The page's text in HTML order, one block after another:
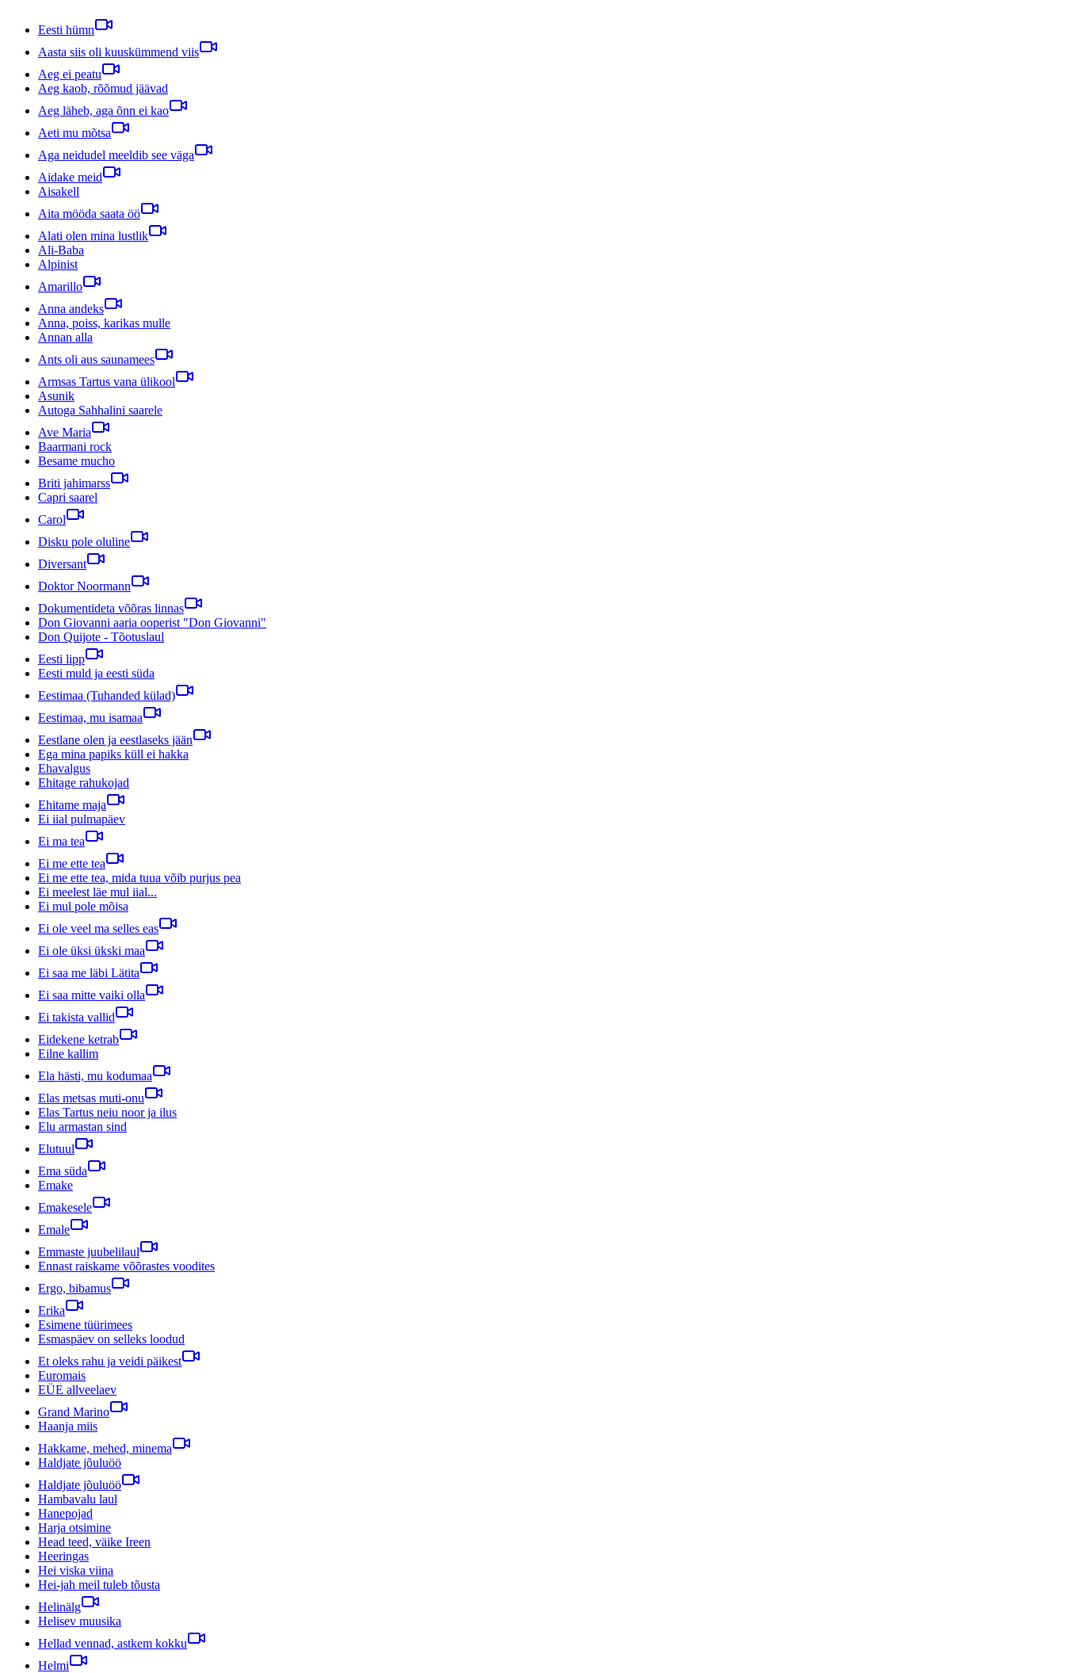
Eesti hümn
Aasta siis oli kuuskümmend viis
Aeg ei peatu
Aeg kaob, rõõmud jäävad
Aeg läheb, aga õnn ei kao
Aeti mu mõtsa
Aga neidudel meeldib see väga
Aidake meid
Aisakell
Aita mööda saata öö
Alati olen mina lustlik
Ali-Baba
Alpinist
Amarillo
Anna andeks
Anna, poiss, karikas mulle
Annan alla
Ants oli aus saunamees
Armsas Tartus vana ülikool
Asunik
Autoga Sahhalini saarele
Ave Maria
Baarmani rock
Besame mucho
Briti jahimarss
Capri saarel
Carol
Disku pole oluline
Diversant
Doktor Noormann
Dokumentideta võõras linnas
Don Giovanni aaria ooperist "Don Giovanni"
Don Quijote - Tõotuslaul
Eesti lipp
Eesti muld ja eesti süda
Eestimaa (Tuhanded külad)
Eestimaa, mu isamaa
Eestlane olen ja eestlaseks jään
Ega mina papiks küll ei hakka
Ehavalgus
Ehitage rahukojad
Ehitame maja
Ei iial pulmapäev
Ei ma tea
Ei me ette tea
Ei me ette tea, mida tuua võib purjus pea
Ei meelest läe mul iial...
Ei mul pole mõisa
Ei ole veel ma selles eas
Ei ole üksi ükski maa
Ei saa me läbi Lätita
Ei saa mitte vaiki olla
Ei takista vallid
Eidekene ketrab
Eilne kallim
Ela hästi, mu kodumaa
Elas metsas muti-onu
Elas Tartus neiu noor ja ilus
Elu armastan sind
Elutuul
Ema süda
Emake
Emakesele
Emale
Emmaste juubelilaul
Ennast raiskame võõrastes voodites
Ergo, bibamus
Erika
Esimene tüürimees
Esmaspäev on selleks loodud
Et oleks rahu ja veidi päikest
Euromais
EÜE allveelaev
Grand Marino
Haanja miis
Hakkame, mehed, minema
Haldjate jõuluöö
Haldjate jõuluöö
Hambavalu laul
Hanepojad
Harja otsimine
Head teed, väike Ireen
Heeringas
Hei viska viina
Hei-jah meil tuleb tõusta
Helinälg
Helisev muusika
Hellad vennad, astkem kokku
Helmi